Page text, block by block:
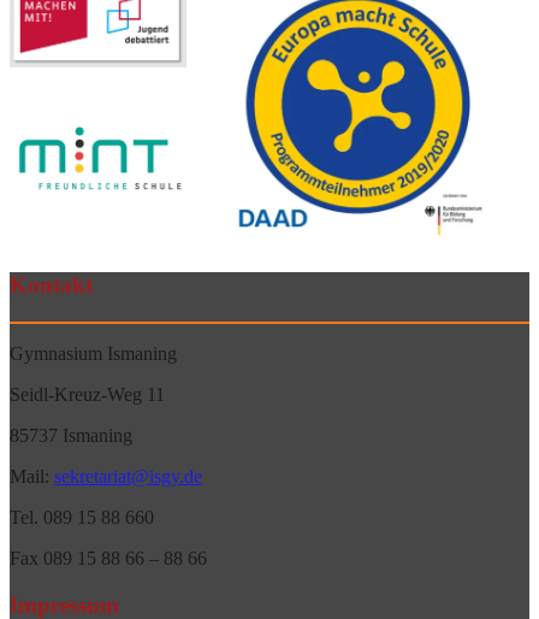
Kontakt
Gymnasium Ismaning
Seidl-Kreuz-Weg 11
85737 Ismaning
Mail: sekretariat@isgy.de
Tel. 089 15 88 660
Fax 089 15 88 66 – 88 66
Impressum